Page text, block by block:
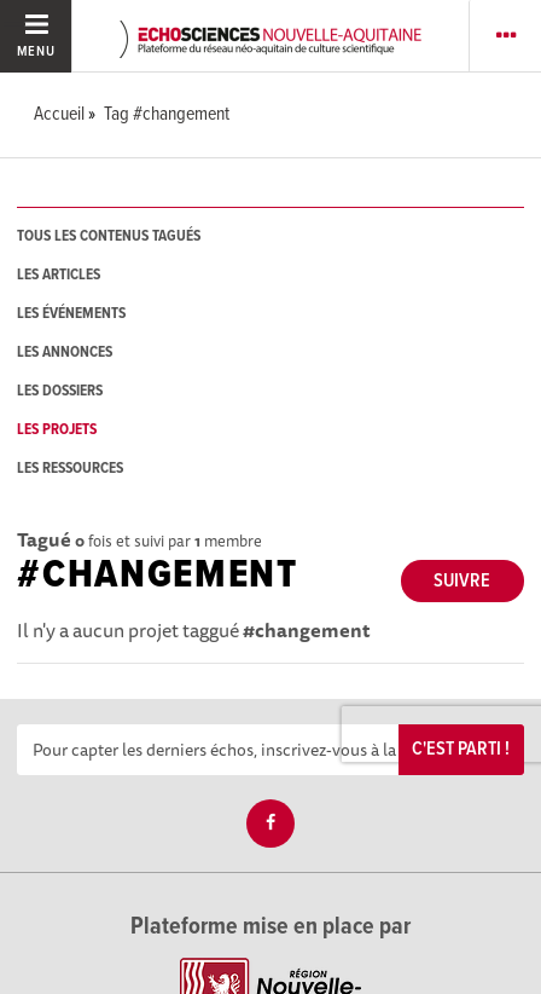
MENU
Accueil Tag #changement
TOUS LES CONTENUS TAGUÉS
LES ARTICLES
LES ÉVÉNEMENTS
LES ANNONCES
LES DOSSIERS
LES PROJETS
LES RESSOURCES
Tagué 0fois et suivi par1 membre
SUIVRE
#CHANGEMENT
Il n'y a aucun projet taggué#changement
C'EST PARTI !
Plateforme mise en place par